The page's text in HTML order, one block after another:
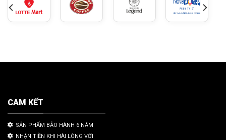
CAM KẾT
SẢN PHẨM BẢO HÀNH 6 NĂM
NHẬN TIỀN KHI HÀI LÒNG VỚI